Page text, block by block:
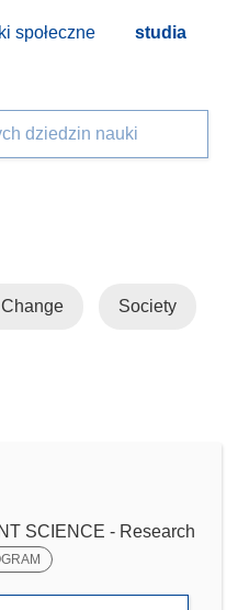
społeczne
studia
dziedzin nauki
Society
SCIENCE - Research